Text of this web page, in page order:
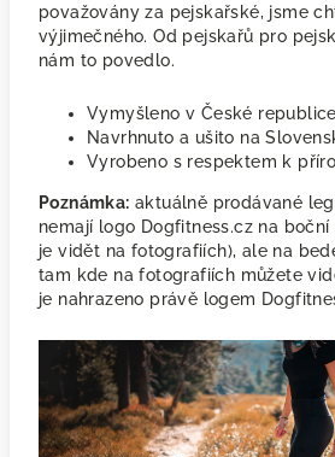
považovány za pejskařské, jsme
výjimečného. Od pejskařů pro
nám to povedlo.
Vymyšleno v České
Navrhnuto a ušito na
Vyrobeno s respektem k
Poznámka: aktuálně prodávané
nemají logo Dogfitness.cz na boční
je vidět na fotografiích), ale na
tam kde na fotografiích můžete
je nahrazeno právě logem